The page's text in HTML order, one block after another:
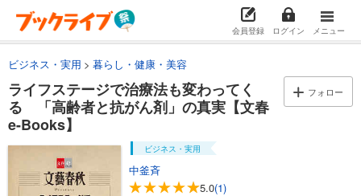
会員登録 ログイン メニュー
ビジネス・実用 暮らし・健康・美容
ライフステージで治療法も変わってく
る 「高齢者と抗がん剤」の真実【文春
e-Books】
フォロー
ビジネス・実用
中釜斉
5.0(1)